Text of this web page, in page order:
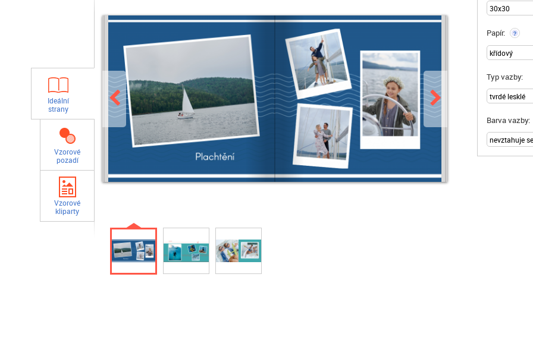
Ideální
strany
Vzorové
pozadí
Vzorové
kliparty
Papír: ?
Typ vazby:
Barva vazby: